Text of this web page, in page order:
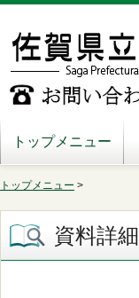
トップメニュー
トップメニュー >
資料詳細